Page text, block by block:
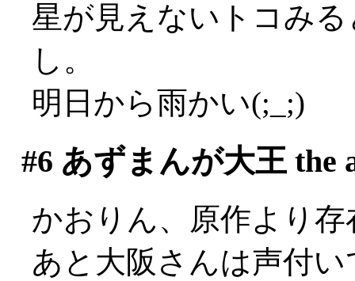
星が見えないトコみ
し。
明日から雨かい(;_;)
#6 あずまんが大王 the
かおりん、原作より
あと大阪さんは声付